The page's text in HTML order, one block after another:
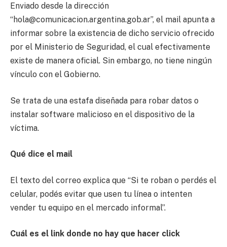
Enviado desde la dirección
“hola@comunicacion.argentina.gob.ar”, el mail apunta a
informar sobre la existencia de dicho servicio ofrecido
por el Ministerio de Seguridad, el cual efectivamente
existe de manera oficial. Sin embargo, no tiene ningún
vínculo con el Gobierno.
Se trata de una estafa diseñada para robar datos o
instalar software malicioso en el dispositivo de la
víctima.
Qué dice el mail
El texto del correo explica que “Si te roban o perdés el
celular, podés evitar que usen tu línea o intenten
vender tu equipo en el mercado informal”.
Cuál es el link donde no hay que hacer click